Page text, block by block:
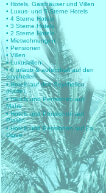
• Hotels, Gasthäuser und Villen
• Luxus- und 5 Sterne Hotels
• 4 Sterne Hotels
• 3 Sterne Hotels
• 2 Sterne Hotels
• Mietwohnungen
• Pensionen
• Villen
• Luxusvillen
• 6 urlaub & aufenthalt auf den
seychellen
• Hotels auf den Seychellen
(Karte)
• Hotels und Pensionen auf
Mahe
• Hotels und Pensionen auf
Praslin
• Hotels und Pensionen auf La
Digue